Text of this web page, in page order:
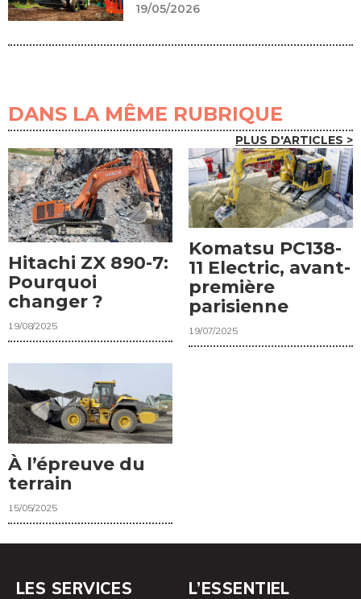
19/05/2026
DANS LA MÊME RUBRIQUE
PLUS D'ARTICLES >
Hitachi ZX 890-7:
Pourquoi
changer ?
19/08/2025
Komatsu PC138-
11 Electric, avant-
première
parisienne
19/07/2025
À l’épreuve du
terrain
15/05/2025
LES SERVICES L’ESSENTIEL